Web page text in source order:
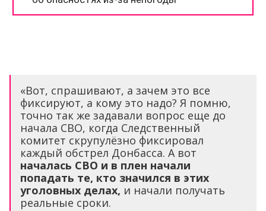
«Вот, спрашивают, а зачем это все
фиксируют, а кому это надо? Я помню,
точно так же задавали вопрос еще до
начала СВО, когда Следственный
комитет скрупулёзно фиксировал
каждый обстрел Донбасса. А вот
началась СВО и в плен начали
попадать те, кто значился в этих
уголовных делах, и начали получать
реальные сроки.